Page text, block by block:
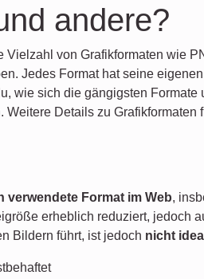
andere?
Vielzahl von Grafikformaten wie
Jedes Format hat seine
wie sich die gängigsten
Weitere Details zu Grafikformaten
verwendete Format im Web,
erheblich reduziert, jedoch
Bildern führt, ist jedoch nicht